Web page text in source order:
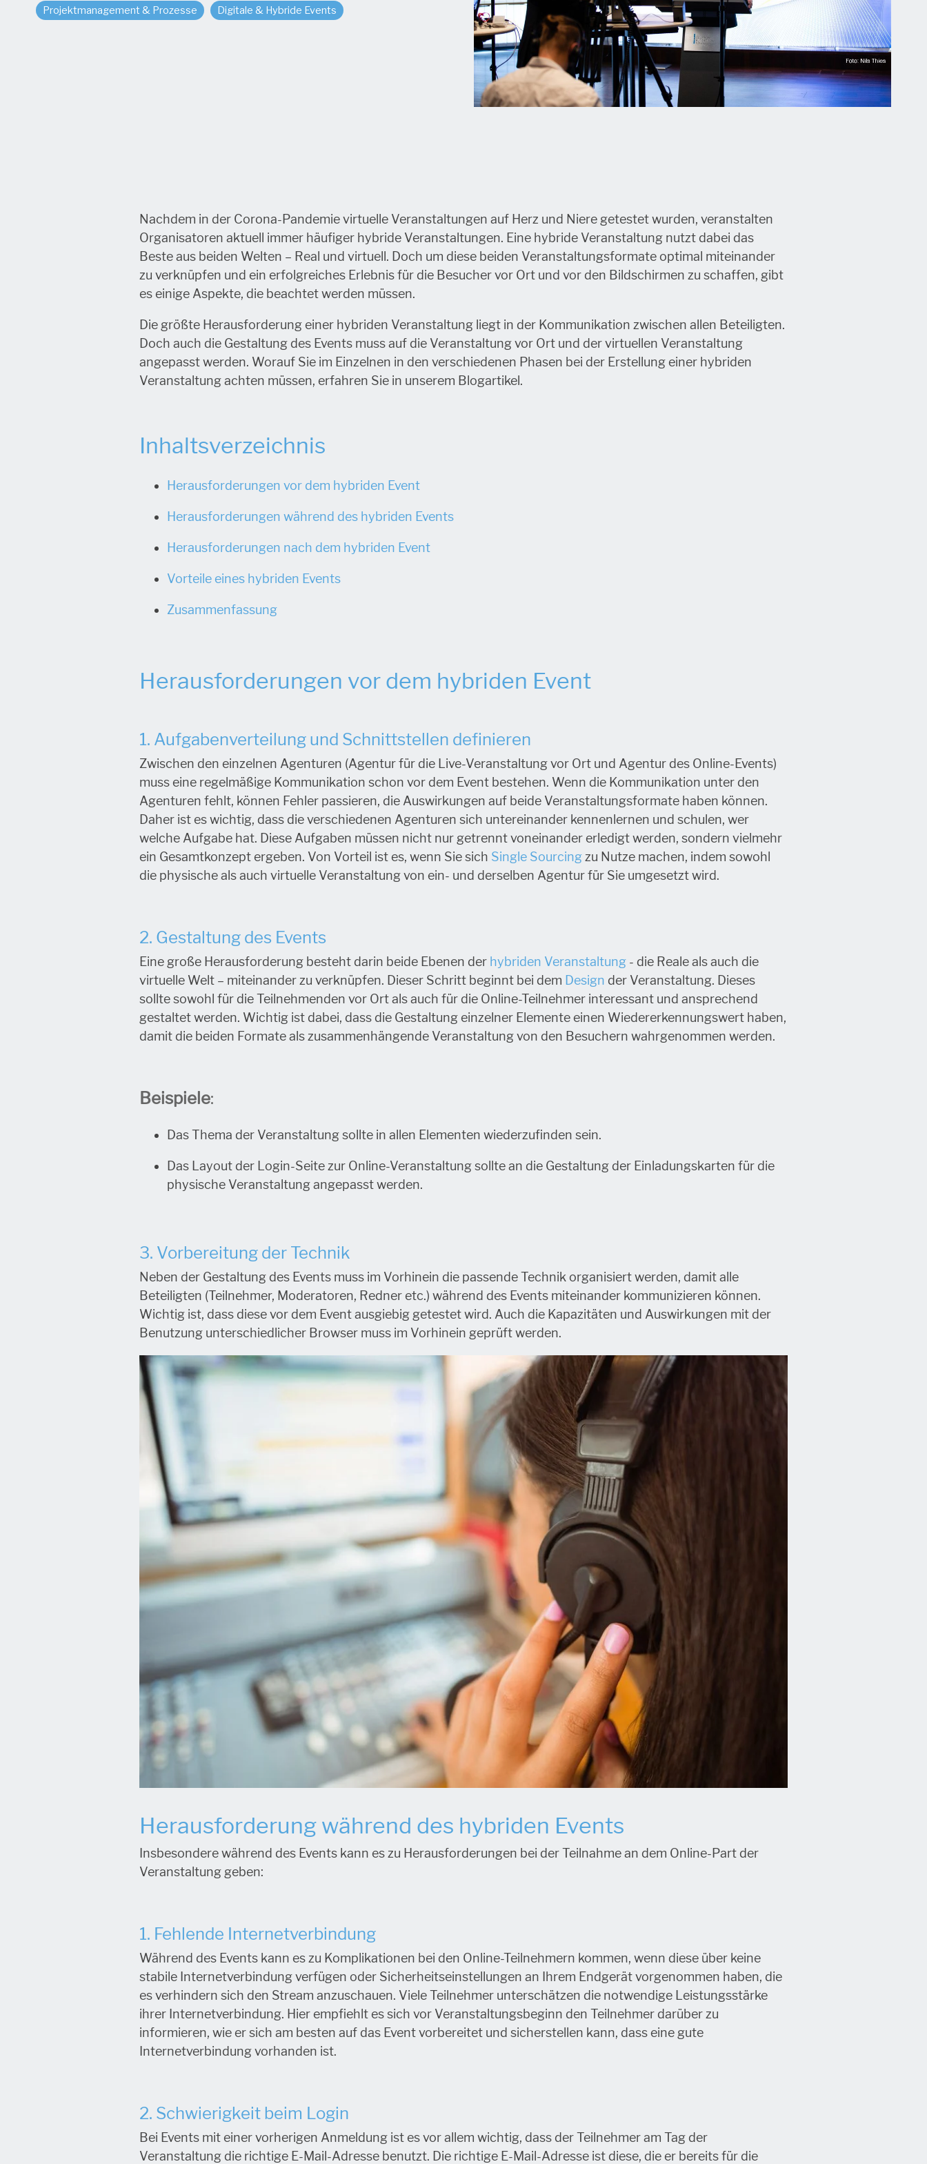
Projektmanagement & Prozesse Digitale & Hybride Events
Nachdem in der Corona-Pandemie virtuelle Veranstaltungen auf Herz und Niere getestet wurden, veranstalten
Organisatoren aktuell immer häufiger hybride Veranstaltungen. Eine hybride Veranstaltung nutzt dabei das
Beste aus beiden Welten – Real und virtuell. Doch um diese beiden Veranstaltungsformate optimal miteinander
zu verknüpfen und ein erfolgreiches Erlebnis für die Besucher vor Ort und vor den Bildschirmen zu schaffen, gibt
es einige Aspekte, die beachtet werden müssen.
Die größte Herausforderung einer hybriden Veranstaltung liegt in der Kommunikation zwischen allen Beteiligten.
Doch auch die Gestaltung des Events muss auf die Veranstaltung vor Ort und der virtuellen Veranstaltung
angepasst werden. Worauf Sie im Einzelnen in den verschiedenen Phasen bei der Erstellung einer hybriden
Veranstaltung achten müssen, erfahren Sie in unserem Blogartikel.
Inhaltsverzeichnis
Herausforderungen vor dem hybriden Event
Herausforderungen während des hybriden Events
Herausforderungen nach dem hybriden Event
Vorteile eines hybriden Events
Zusammenfassung
Herausforderungen vor dem hybriden Event
1. Aufgabenverteilung und Schnittstellen definieren
Zwischen den einzelnen Agenturen (Agentur für die Live-Veranstaltung vor Ort und Agentur des Online-Events)
muss eine regelmäßige Kommunikation schon vor dem Event bestehen. Wenn die Kommunikation unter den
Agenturen fehlt, können Fehler passieren, die Auswirkungen auf beide Veranstaltungsformate haben können.
Daher ist es wichtig, dass die verschiedenen Agenturen sich untereinander kennenlernen und schulen, wer
welche Aufgabe hat. Diese Aufgaben müssen nicht nur getrennt voneinander erledigt werden, sondern vielmehr
ein Gesamtkonzept ergeben. Von Vorteil ist es, wenn Sie sich Single Sourcingzu Nutze machen, indem sowohl
die physische als auch virtuelle Veranstaltung von ein- und derselben Agentur für Sie umgesetzt wird.
2. Gestaltung des Events
Eine große Herausforderung besteht darin beide Ebenen der hybriden Veranstaltung - die Reale als auch die
virtuelle Welt – miteinander zu verknüpfen. Dieser Schritt beginnt bei dem Design der Veranstaltung. Dieses
sollte sowohl für die Teilnehmenden vor Ort als auch für die Online-Teilnehmer interessant und ansprechend
gestaltet werden. Wichtig ist dabei, dass die Gestaltung einzelner Elemente einen Wiedererkennungswert haben,
damit die beiden Formate als zusammenhängende Veranstaltung von den Besuchern wahrgenommen werden.
Beispiele:
Das Thema der Veranstaltung sollte in allen Elementen wiederzufinden sein.
Das Layout der Login-Seite zur Online-Veranstaltung sollte an die Gestaltung der Einladungskarten für die
physische Veranstaltung angepasst werden.
3. Vorbereitung der Technik
Neben der Gestaltung des Events muss im Vorhinein die passende Technik organisiert werden, damit alle
Beteiligten (Teilnehmer, Moderatoren, Redner etc.) während des Events miteinander kommunizieren können.
Wichtig ist, dass diese vor dem Event ausgiebig getestet wird. Auch die Kapazitäten und Auswirkungen mit der
Benutzung unterschiedlicher Browser muss im Vorhinein geprüft werden.
Herausforderung während des hybriden Events
Insbesondere während des Events kann es zu Herausforderungen bei der Teilnahme an dem Online-Part der
Veranstaltung geben:
1. Fehlende Internetverbindung
Während des Events kann es zu Komplikationen bei den Online-Teilnehmern kommen, wenn diese über keine
stabile Internetverbindung verfügen oder Sicherheitseinstellungen an Ihrem Endgerät vorgenommen haben, die
es verhindern sich den Stream anzuschauen. Viele Teilnehmer unterschätzen die notwendige Leistungsstärke
ihrer Internetverbindung. Hier empfiehlt es sich vor Veranstaltungsbeginn den Teilnehmer darüber zu
informieren, wie er sich am besten auf das Event vorbereitet und sicherstellen kann, dass eine gute
Internetverbindung vorhanden ist.
2. Schwierigkeit beim Login
Bei Events mit einer vorherigen Anmeldung ist es vor allem wichtig, dass der Teilnehmer am Tag der
Veranstaltung die richtige E-Mail-Adresse benutzt. Die richtige E-Mail-Adresse ist diese, die er bereits für die